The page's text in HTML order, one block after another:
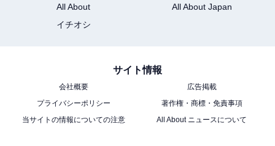
IP54 防塵防滴 ホワイト
All About
All About Japan
イチオシ
サイト情報
会社概要
広告掲載
プライバシーポリシー
著作権・商標・免責事項
当サイトの情報についての注意
All About ニュースについて